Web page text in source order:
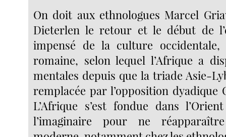
On doit aux ethnologues Marcel
Dieterlen le retour et le début de
impensé de la culture occidentale,
romaine, selon lequel l’Afrique a
mentales depuis que la triade Asie-
remplacée par l’opposition dyadique
L’Afrique s’est fondue dans
l’imaginaire pour ne réapparaître